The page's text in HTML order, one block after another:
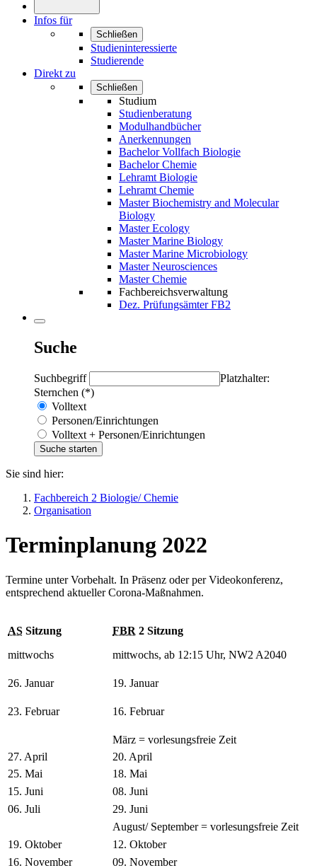
Infos für
Schließen
Studieninteressierte
Studierende
Direkt zu
Schließen
Studium
Studienberatung
Modulhandbücher
Anerkennungen
Bachelor Vollfach Biologie
Bachelor Chemie
Lehramt Biologie
Lehramt Chemie
Master Biochemistry and Molecular
Biology
Master Ecology
Master Marine Biology
Master Marine Microbiology
Master Neurosciences
Master Chemie
Fachbereichsverwaltung
Dez. Prüfungsämter FB2
Suche
Suchbegriff
Platzhalter:
Sternchen (*)
Volltext
Personen/Einrichtungen
Volltext + Personen/Einrichtungen
Sie sind hier:
Fachbereich 2 Biologie/ Chemie
Organisation
Terminplanung 2022
Termine unter Vorbehalt. In Präsenz oder per Videokonferenz,
entsprechend aktueller Corona-Maßnahmen.
AS Sitzung
mittwochs
FBR 2 Sitzung
mittwochs, ab 12:15 Uhr, NW2 A2040
26. Januar 19. Januar
23. Februar 16. Februar
März = vorlesungsfreie Zeit
27. April
20. April
25. Mai
18. Mai
15. Juni
08. Juni
06. Juli
29. Juni
August/ September = vorlesungsfreie Zeit
19. Oktober
12. Oktober
16. November
09. November